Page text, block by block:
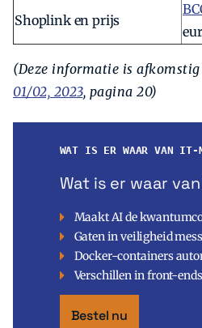
Shoplink en prijs
(Deze informatie is
01/02, 2023, pagina 20)
WAT IS ER WAAR VAN IT-
Wat is er waar
Maakt AI de
Gaten in veiligheid
Docker-containers
Verschillen in front-ends
Bestel nu